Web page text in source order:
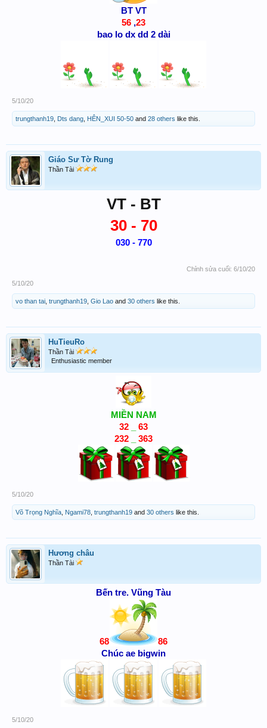
BT VT
56 ,23
bao lo dx dd 2 dài
5/10/20
trungthanh19 Dts dang HÊN_XUI 50-50 and 28 others like this.
Giáo Sư Tờ Rung
Thần Tài
VT - BT
30 - 70
030 - 770
Chỉnh sửa cuối: 6/10/20
5/10/20
vo than tai trungthanh19 Gio Lao and 30 others like this.
HuTieuRo
Thần Tài
Enthusiastic member
MIỀN NAM
32
63
232
363
5/10/20
Võ Trọng Nghĩa Ngami78 trungthanh19 and 30 others like this.
Hương châu
Thần Tài
Bến tre. Vũng Tàu
68
86
Chúc ae bigwin
5/10/20